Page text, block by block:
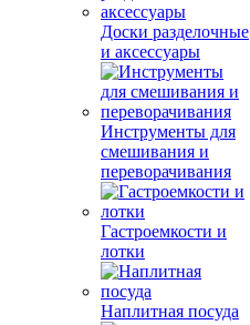
Доски разделочные
и аксессуары
Инструменты для
смешивания и
переворачивания
Гастроемкости и
лотки
Наплитная посуда